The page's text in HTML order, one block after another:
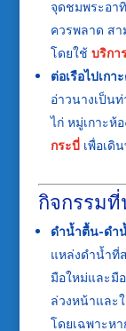
จุดชมพระอา
ควรพลาด สา
โดยใช้ บริกา
ต่อเรือไปเกา
อ่าวนางเป็นท่
ไก่ หมู่เกาะห้
กระบี่เพื่อเดิน
กิจกรรมที่
ดำน้ำตื้น-ดำ
แหล่งดำน้ำที่
มือใหม่และมื
ล่วงหน้าและ
โดยเฉพาะห